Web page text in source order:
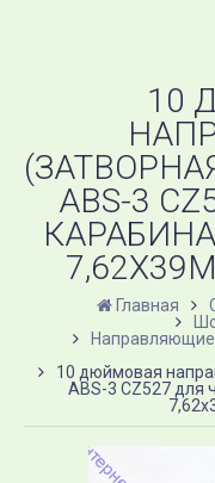
10
ABS-3
Главная
Направляющие
10 дюймовая
ABS-3 CZ527 для